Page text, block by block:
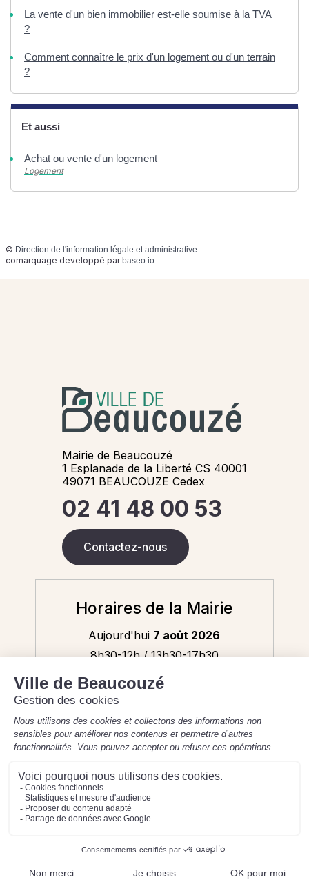
La vente d'un bien immobilier est-elle soumise à la TVA
?
Comment connaître le prix d'un logement ou d'un terrain
?
Et aussi
Achat ou vente d'un logement
Logement
© Direction de l'information légale et administrative
comarquage developpé par baseo.io
Mairie de Beaucouzé
1 Esplanade de la Liberté CS 40001
49071 BEAUCOUZE Cedex
02 41 48 00 53
Contactez-nous
Horaires de la Mairie
Aujourd'hui 7 août 2026
8h30-12h / 13h30-17h30